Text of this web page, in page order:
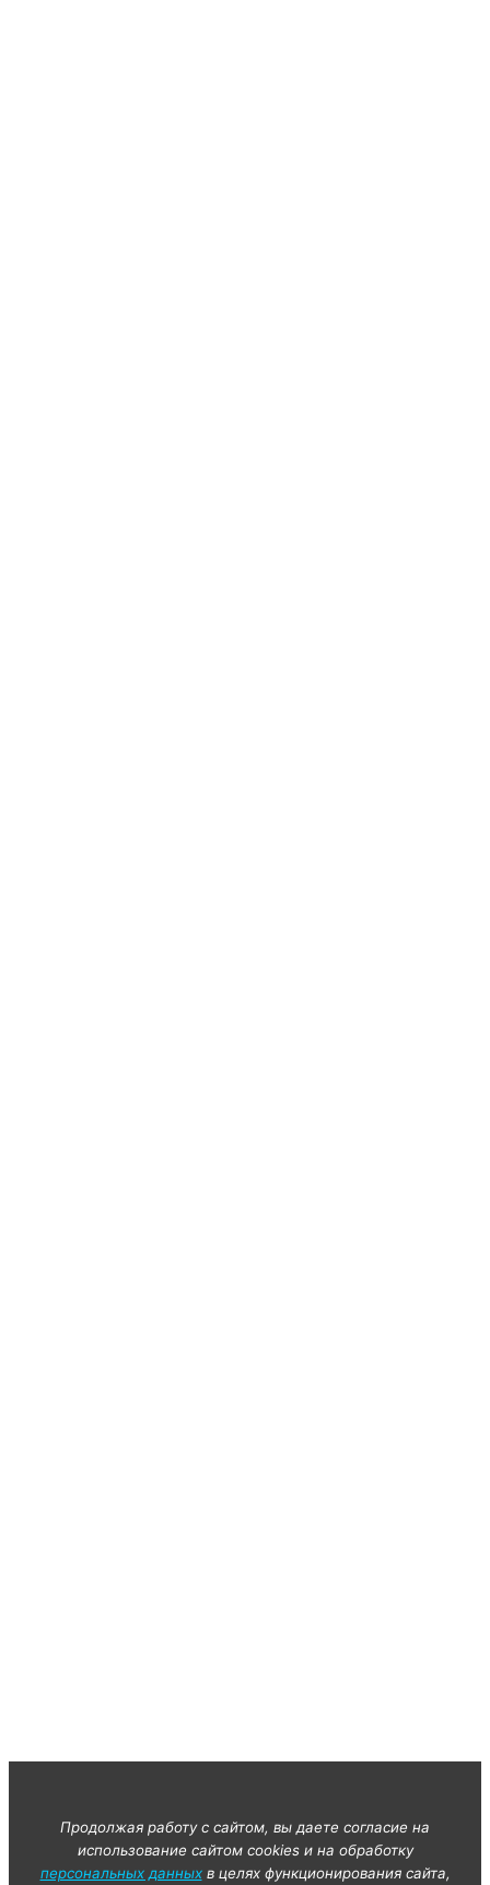
Продолжая работу с сайтом, вы даете согласие на
использование сайтом cookies и на обработку
персональных данныхв целях функционирования сайта,